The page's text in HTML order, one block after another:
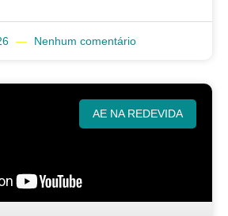
Nenhum comentário
AE NA REDEVIDA